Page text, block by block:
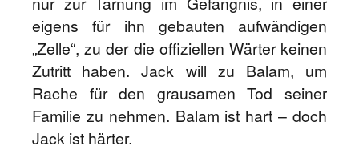
eigens für ihn gebauten aufwändigen
„Zelle“, zu der die offiziellen Wärter keinen
Zutritt haben. Jack will zu Balam, um
Rache für den grausamen Tod seiner
Familie zu nehmen. Balam ist hart – doch
Jack ist härter.